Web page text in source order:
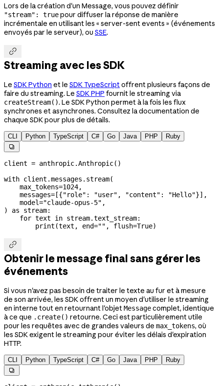
Lors de la création d'un Message, vous pouvez définir
"stream": truepour diffuser la réponse de manière
incrémentale en utilisant les « server-sent events » (événements
envoyés par le serveur), ou SSE.

Streaming avec les SDK
Le SDK Python et le SDK TypeScriptoffrent plusieurs façons de
faire du streaming. Le SDK PHP fournit le streaming via
createStream(). Le SDK Python permet à la fois les flux
synchrones et asynchrones. Consultez la documentation de
chaque SDK pour plus de détails.
CLI Python TypeScript C# Go Java PHP Ruby

client = anthropic.Anthropic()
with client.messages.stream(
    max_tokens
=1024,
    messages
= [{"role" : "user" , "content" : "Hello"}],
    model
="claude-opus-5" ,
) as stream:
    for
text in stream.text_stream:
        print
(text, end="" , flush=True)

Obtenir le message final sans gérer les
événements
Si vous n'avez pas besoin de traiter le texte au fur et à mesure
de son arrivée, les SDK offrent un moyen d'utiliser le streaming
en interne tout en retournant l'objet Messagecomplet, identique
à ce que .create() retourne. Ceci est particulièrement utile
pour les requêtes avec de grandes valeurs de max_tokens, où
les SDK exigent le streaming pour éviter les délais d'expiration
HTTP.
CLI Python TypeScript C# Go Java PHP Ruby
